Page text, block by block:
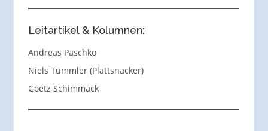
Leitartikel & Kolumnen:
Andreas Paschko
Niels Tümmler (Plattsnacker)
Goetz Schimmack